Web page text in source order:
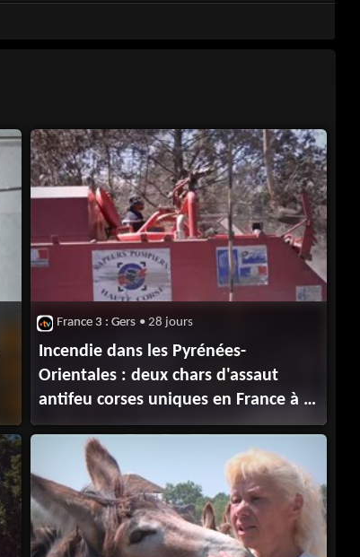
France 3 : Gers • 28 jours
Incendie dans les Pyrénées-
Orientales : deux chars d'assaut
antifeu corses uniques en France à la
rescousse des pompiers catalans